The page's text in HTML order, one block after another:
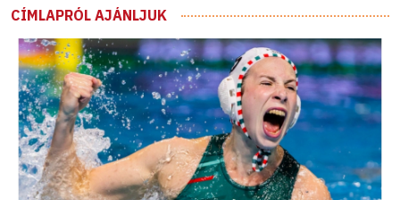
CÍMLAPRÓL AJÁNLJUK